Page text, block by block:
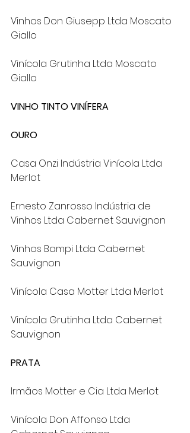
Vinhos Don Giusepp Ltda Moscato
Giallo
Vinícola Grutinha Ltda Moscato
Giallo
VINHO TINTO VINÍFERA
OURO
Casa Onzi Indústria Vinícola Ltda
Merlot
Ernesto Zanrosso Indústria de
Vinhos Ltda Cabernet Sauvignon
Vinhos Bampi Ltda Cabernet
Sauvignon
Vinícola Casa Motter Ltda Merlot
Vinícola Grutinha Ltda Cabernet
Sauvignon
PRATA
Irmãos Motter e Cia Ltda Merlot
Vinícola Don Affonso Ltda